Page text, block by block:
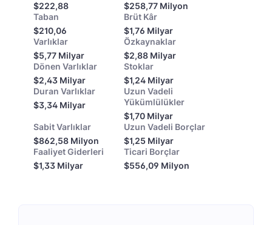
$222,88
$258,77 Milyon
Taban
$210,06
Brüt Kâr
$1,76 Milyar
Varlıklar
$5,77 Milyar
Özkaynaklar
$2,88 Milyar
Dönen Varlıklar
$2,43 Milyar
Stoklar
$1,24 Milyar
Duran Varlıklar
$3,34 Milyar
Uzun Vadeli
Yükümlülükler
$1,70 Milyar
Sabit Varlıklar
$862,58 Milyon
Uzun Vadeli Borçlar
$1,25 Milyar
Faaliyet Giderleri
$1,33 Milyar
Ticari Borçlar
$556,09 Milyon